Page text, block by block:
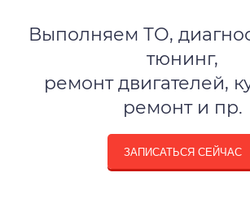
Выполняем ТО,
тюнинг,
ремонт двигателей,
ремонт и пр.
ЗАПИСАТЬСЯ СЕЙЧАС